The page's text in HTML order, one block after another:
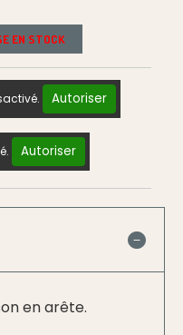
EN STOCK
Autoriser
Autoriser
en arête.